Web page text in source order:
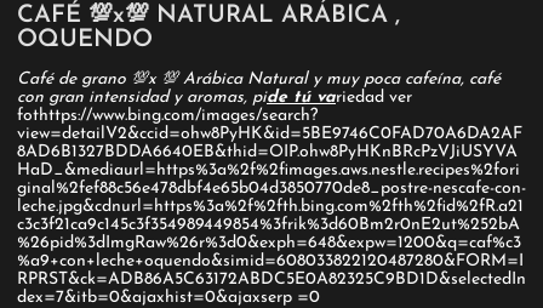
CAFÉ 💯x💯 NATURAL ARÁBICA ,
OQUENDO
Café de grano 💯x 💯 Arábica Natural y muy poca cafeína, café
con gran intensidad y aromas, pide tú variedad ver
fothttps://www.bing.com/images/search?
view=detailV2&ccid=ohw8PyHK&id=5BE9746C0FAD70A6DA2AF
8AD6B1327BDDA6640EB&thid=OIP.ohw8PyHKnBRcPzVJiUSYVA
HaD_&mediaurl=https%3a%2f%2fimages.aws.nestle.recipes%2fori
ginal%2fef88c56e478dbf4e65b04d3850770de8_postre-nescafe-con-
leche.jpg&cdnurl=https%3a%2f%2fth.bing.com%2fth%2fid%2fR.a21
c3c3f21ca9c145c3f354989449854%3frik%3d60Bm2r0nE2ut%252bA
%26pid%3dImgRaw%26r%3d0&exph=648&expw=1200&q=caf%c3
%a9+con+leche+oquendo&simid=608033822120487280&FORM=I
RPRST&ck=ADB86A5C63172ABDC5E0A82325C9BD1D&selectedIn
dex=7&itb=0&ajaxhist=0&ajaxserp =0